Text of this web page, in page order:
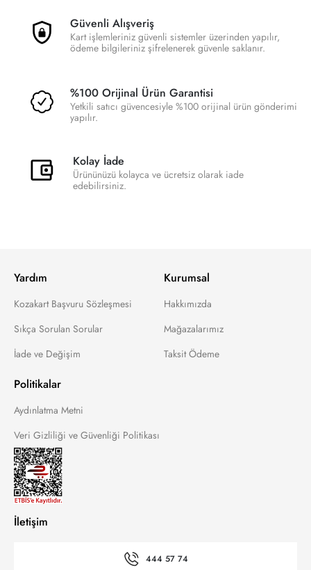
Güvenli Alışveriş
Kart işlemleriniz güvenli sistemler üzerinden yapılır,
ödeme bilgileriniz şifrelenerek güvenle saklanır.
%100 Orijinal Ürün Garantisi
Yetkili satıcı güvencesiyle %100 orijinal ürün gönderimi
yapılır.
Kolay İade
Ürününüzü kolayca ve ücretsiz olarak iade
edebilirsiniz.
Yardım
Kozakart Başvuru Sözleşmesi
Sıkça Sorulan Sorular
İade ve Değişim
Kurumsal
Hakkımızda
Mağazalarımız
Taksit Ödeme
Politikalar
Aydınlatma Metni
Veri Gizliliği ve Güvenliği Politikası
İletişim
444 57 74